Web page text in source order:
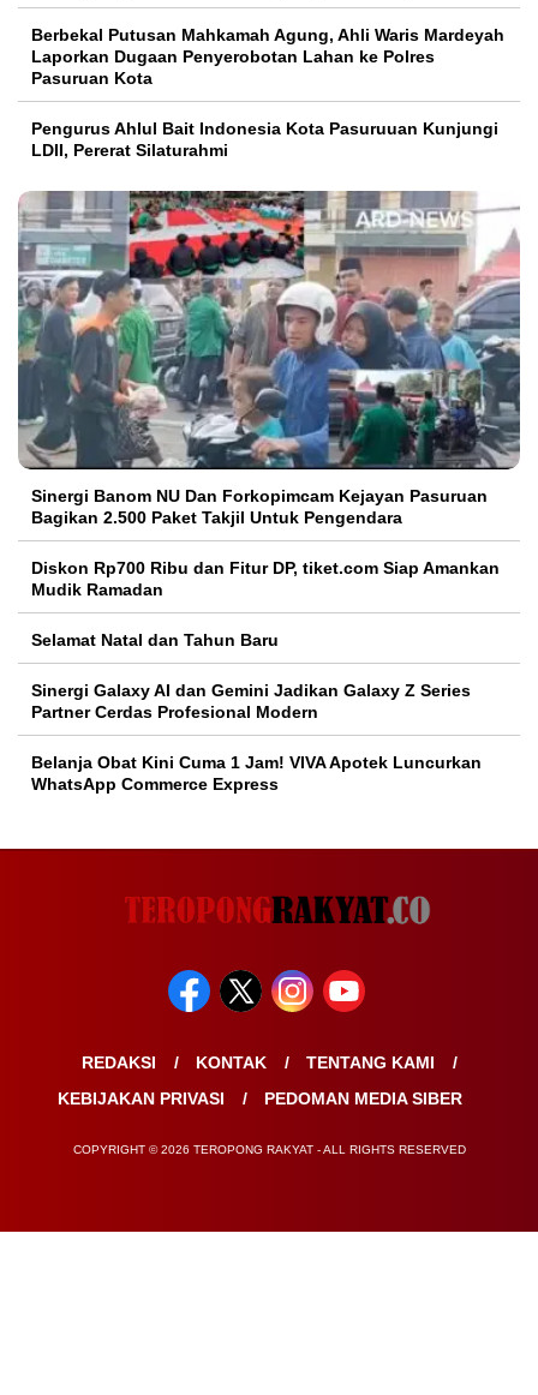
Berbekal Putusan Mahkamah Agung, Ahli Waris Mardeyah
Laporkan Dugaan Penyerobotan Lahan ke Polres
Pasuruan Kota
Pengurus Ahlul Bait Indonesia Kota Pasuruuan Kunjungi
LDII, Pererat Silaturahmi
Sinergi Banom NU Dan Forkopimcam Kejayan Pasuruan
Bagikan 2.500 Paket Takjil Untuk Pengendara
Diskon Rp700 Ribu dan Fitur DP, tiket.com Siap Amankan
Mudik Ramadan
Selamat Natal dan Tahun Baru
Sinergi Galaxy AI dan Gemini Jadikan Galaxy Z Series
Partner Cerdas Profesional Modern
Belanja Obat Kini Cuma 1 Jam! VIVA Apotek Luncurkan
WhatsApp Commerce Express
REDAKSI KONTAK
TENTANG KAMI
KEBIJAKAN PRIVASI
PEDOMAN MEDIA SIBER
COPYRIGHT © 2026 TEROPONG RAKYAT - ALL RIGHTS RESERVED